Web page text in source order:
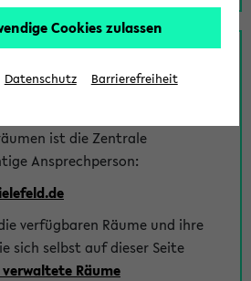
verwalteten
von Hörsälen und vom eKVV
ist die Zentrale
Ansprechperson:
verfügbaren Räume und ihre
sich selbst auf dieser Seite
verwaltete Räume
Cookies zulassen
Datenschutz Barrierefreiheit